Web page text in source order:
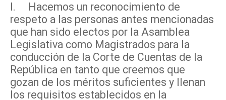
I. Hacemos un reconocimiento de
respeto a las personas antes mencionadas
que han sido electos por la Asamblea
Legislativa como Magistrados para la
conducción de la Corte de Cuentas de la
República en tanto que creemos que
gozan de los méritos suficientes y llenan
los requisitos establecidos en la